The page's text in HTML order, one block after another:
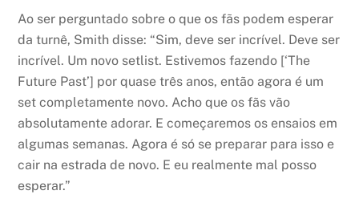
Ao ser perguntado sobre o que os fãs podem esperar
da turnê, Smith disse: “Sim, deve ser incrível. Deve ser
incrível. Um novo setlist. Estivemos fazendo [‘The
Future Past’] por quase três anos, então agora é um
set completamente novo. Acho que os fãs vão
absolutamente adorar. E começaremos os ensaios em
algumas semanas. Agora é só se preparar para isso e
cair na estrada de novo. E eu realmente mal posso
esperar.”